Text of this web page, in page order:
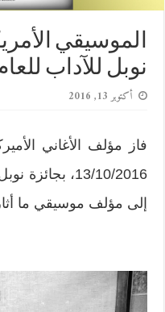
الموسيقي
نوبل للآداب للعام
أكتوبر 13, 2016
فاز مؤلف الأغاني
13/10/2016،
إلى مؤلف موسيقي ما